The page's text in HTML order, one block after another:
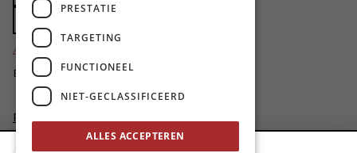
Zet MO* in uw testament
4424
Bedankt voor jullie steun!
Privacybeleid
Disclaimer
PRESTATIE
TARGETING
FUNCTIONEEL
NIET-GECLASSIFICEERD
ALLES ACCEPTEREN